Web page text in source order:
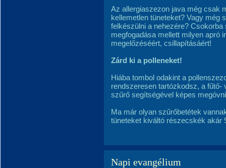
Az allergiaszezon java még csak
kellemetlen tüneteket? Vagy még
felkészülni a nehezére?
megfogadása mellett milyen apró
megelőzéséért, csillapításáért!
Zárd ki a polleneket!
Hiába tombol odakint a
rendszeresen tartózkodsz, a fűtő-
szűrő segítségével képes
Ma már olyan szűrőbetétek
tüneteket kiváltó részecskék akár
Napi evangélium